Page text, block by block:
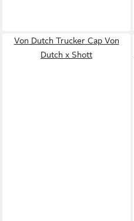
Von Dutch Trucker Cap Von
Dutch x Shott